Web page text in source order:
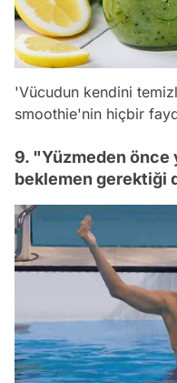
'Vücudun kendini
smoothie'nin hiçbir
9. "Yüzmeden önce
beklemen gerektiği